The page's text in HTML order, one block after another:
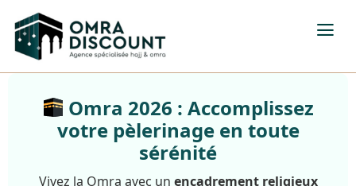
Omra 2026 : Accomplissez
votre pèlerinage en toute
sérénité
Vivez la Omra avec un encadrement religieux